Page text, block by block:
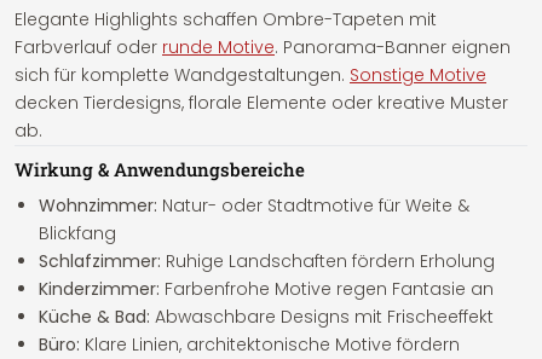
Elegante Highlights schaffen Ombre-Tapeten mit
Farbverlauf oder runde Motive. Panorama-Banner eignen
sich für komplette Wandgestaltungen. Sonstige Motive
decken Tierdesigns, florale Elemente oder kreative Muster
ab.
Wirkung & Anwendungsbereiche
Wohnzimmer: Natur- oder Stadtmotive für Weite &
Blickfang
Schlafzimmer: Ruhige Landschaften fördern Erholung
Kinderzimmer: Farbenfrohe Motive regen Fantasie an
Küche & Bad: Abwaschbare Designs mit Frischeeffekt
Büro: Klare Linien, architektonische Motive fördern